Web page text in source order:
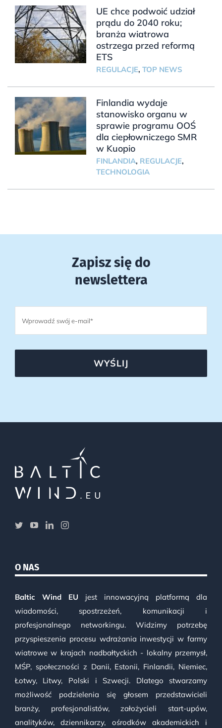
UE chce podwoić udział
prądu do 2040 roku;
branża wiatrowa
ostrzega przed reformą
ETS
REGULACJE, TOP NEWS
Finlandia wydaje
stanowisko organu w
sprawie programu OOŚ
dla ciepłowniczego SMR
w Kuopio
FINLANDIA, REGULACJE,
TECHNOLOGIA
Zapisz się do
newslettera
WYŚLIJ
O NAS
Baltic Wind EU jest innowacyjną platformą dla
wiadomości, spostrzeżeń, komunikacji i
profesjonalnego networkingu. Widzimy potrzebę
przyspieszenia procesu wdrażania inwestycji w farmy
wiatrowe w krajach nadbałtyckich - lokalny przemysł,
MŚP, społeczności z Danii, Estonii, Finlandii, Niemiec,
Łotwy, Litwy, Polski i Szwecji. Dlatego stwarzamy
możliwość podzielenia się głosem przedstawicieli
branży, profesjonalistów, założycieli start-upów,
analityków, dziennikarzy, ośrodków akademickich i